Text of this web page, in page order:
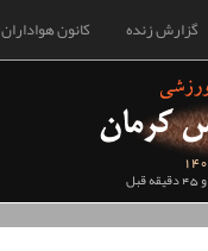
کانون هواداران گزارش زنده